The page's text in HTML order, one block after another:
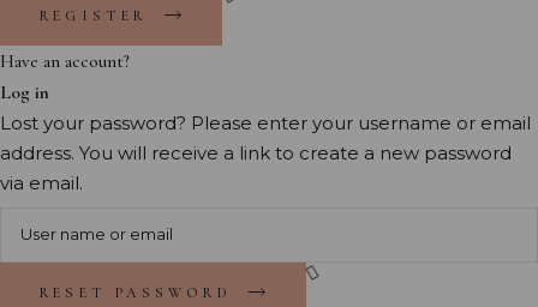
REGISTER
Have an account?
Log in
Lost your password? Please enter your username or email
address. You will receive a link to create a new password
via email.
RESET PASSWORD